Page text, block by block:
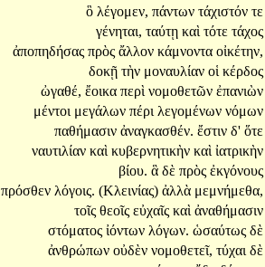
ὃ λέγομεν, πάντων τάχιστόν τε
γένηται, ταύτῃ καὶ τότε τάχος
ἀποπηδήσας πρὸς ἄλλον κάμνοντα οἰκέτην,
δοκῇ τὴν μοναυλίαν οἱ κέρδος
ὠγαθέ, ἔοικα περὶ νομοθετῶν ἐπανιὼν
μέντοι μεγάλων πέρι λεγομένων νόμων
παθήμασιν ἀναγκασθέν. ἔστιν δ' ὅτε
ναυτιλίαν καὶ κυβερνητικὴν καὶ ἰατρικὴν
βίου. ἃ δὲ πρὸς ἐκγόνους
πρόσθεν λόγοις. (Κλεινίας) ἀλλὰ μεμνήμεθα,
τοῖς θεοῖς εὐχαῖς καὶ ἀναθήμασιν
στόματος ἰόντων λόγων. ὡσαύτως δὲ
ἀνθρώπων οὐδὲν νομοθετεῖ, τύχαι δὲ